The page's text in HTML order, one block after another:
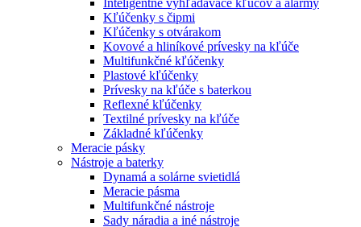
Inteligentné vyhľadávače kľúčov a alarmy
Kľúčenky s čipmi
Kľúčenky s otvárakom
Kovové a hliníkové prívesky na kľúče
Multifunkčné kľúčenky
Plastové kľúčenky
Prívesky na kľúče s baterkou
Reflexné kľúčenky
Textilné prívesky na kľúče
Základné kľúčenky
Meracie pásky
Nástroje a baterky
Dynamá a solárne svietidlá
Meracie pásma
Multifunkčné nástroje
Sady náradia a iné nástroje